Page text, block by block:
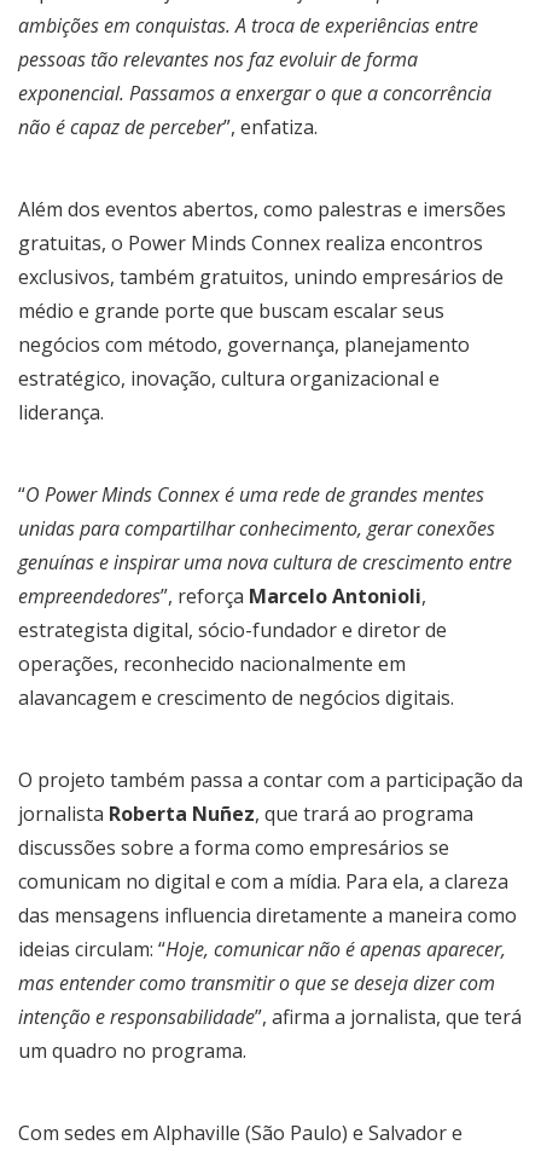
ambições em conquistas. A troca de experiências entre
pessoas tão relevantes nos faz evoluir de forma
exponencial. Passamos a enxergar o que a concorrência
não é capaz de perceber”, enfatiza.
Além dos eventos abertos, como palestras e imersões
gratuitas, o Power Minds Connex realiza encontros
exclusivos, também gratuitos, unindo empresários de
médio e grande porte que buscam escalar seus
negócios com método, governança, planejamento
estratégico, inovação, cultura organizacional e
liderança.
“O Power Minds Connex é uma rede de grandes mentes
unidas para compartilhar conhecimento, gerar conexões
genuínas e inspirar uma nova cultura de crescimento entre
empreendedores”, reforça Marcelo Antonioli,
estrategista digital, sócio-fundador e diretor de
operações, reconhecido nacionalmente em
alavancagem e crescimento de negócios digitais.
O projeto também passa a contar com a participação da
jornalista Roberta Nuñez, que trará ao programa
discussões sobre a forma como empresários se
comunicam no digital e com a mídia. Para ela, a clareza
das mensagens influencia diretamente a maneira como
ideias circulam: “Hoje, comunicar não é apenas aparecer,
mas entender como transmitir o que se deseja dizer com
intenção e responsabilidade”, afirma a jornalista, que terá
um quadro no programa.
Com sedes em Alphaville (São Paulo) e Salvador e